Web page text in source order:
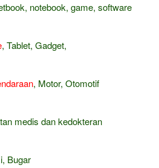
notebook, game, software
, Tablet, Gadget,
, Motor, Otomotif
medis dan kedokteran
Bugar